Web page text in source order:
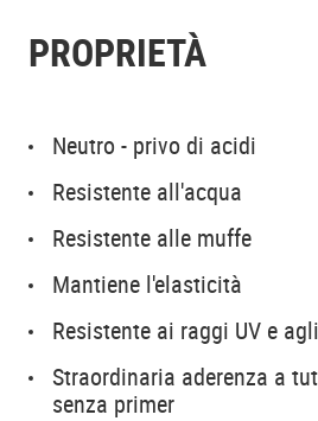
PROPRIETÀ
Neutro - privo di acidi
Resistente all'acqua
Resistente alle muffe
Mantiene l'elasticità
Resistente ai raggi UV e
Straordinaria aderenza a
senza primer